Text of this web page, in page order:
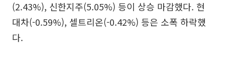
(2.43%), 신한지주(5.05%) 등이 상승 마감했다. 현
대차(-0.59%), 셀트리온(-0.42%) 등은 소폭 하락했
다.